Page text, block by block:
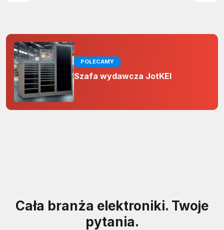
POLECAMY
Szafa wydawcza JotKEl
Cała branża elektroniki. Twoje
pytania.